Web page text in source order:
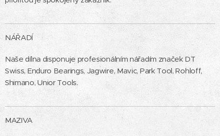
NÁŘADÍ
Naše dílna disponuje profesionálním nářadím značek DT
Swiss, Enduro Bearings, Jagwire, Mavic, Park Tool, Rohloff,
Shimano, Unior Tools.
MAZIVA